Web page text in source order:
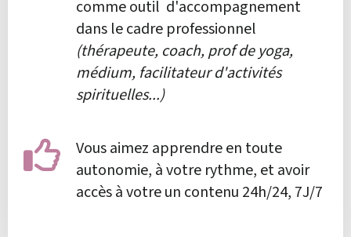
comme outil d'accompagnement
dans le cadre professionnel
(thérapeute, coach, prof de yoga,
médium, facilitateur d'activités
spirituelles...)
Vous aimez apprendre en toute
autonomie, à votre rythme, et avoir
accès à votre un contenu 24h/24, 7J/7